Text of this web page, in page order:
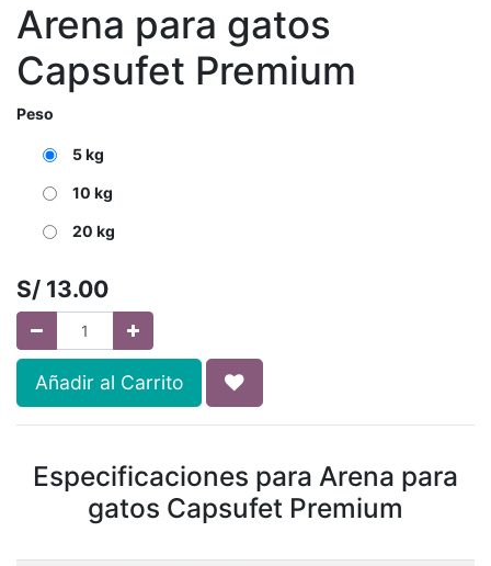
Arena para gatos
Capsufet Premium
Peso
5 kg
10 kg
20 kg
S/ 13.00
Añadir al Carrito
Especificaciones para Arena para
gatos Capsufet Premium